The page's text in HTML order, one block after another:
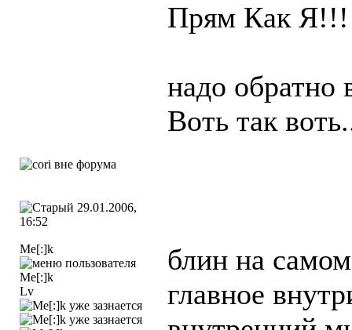
Прям Как Я!!!
надо обратно
Воть так
29.01.2006,
16:52
Me[:]k
Lv
блин на
главное